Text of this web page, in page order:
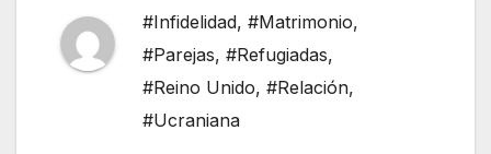
#Infidelidad, #Matrimonio,
#Parejas, #Refugiadas,
#Reino Unido, #Relación,
#Ucraniana